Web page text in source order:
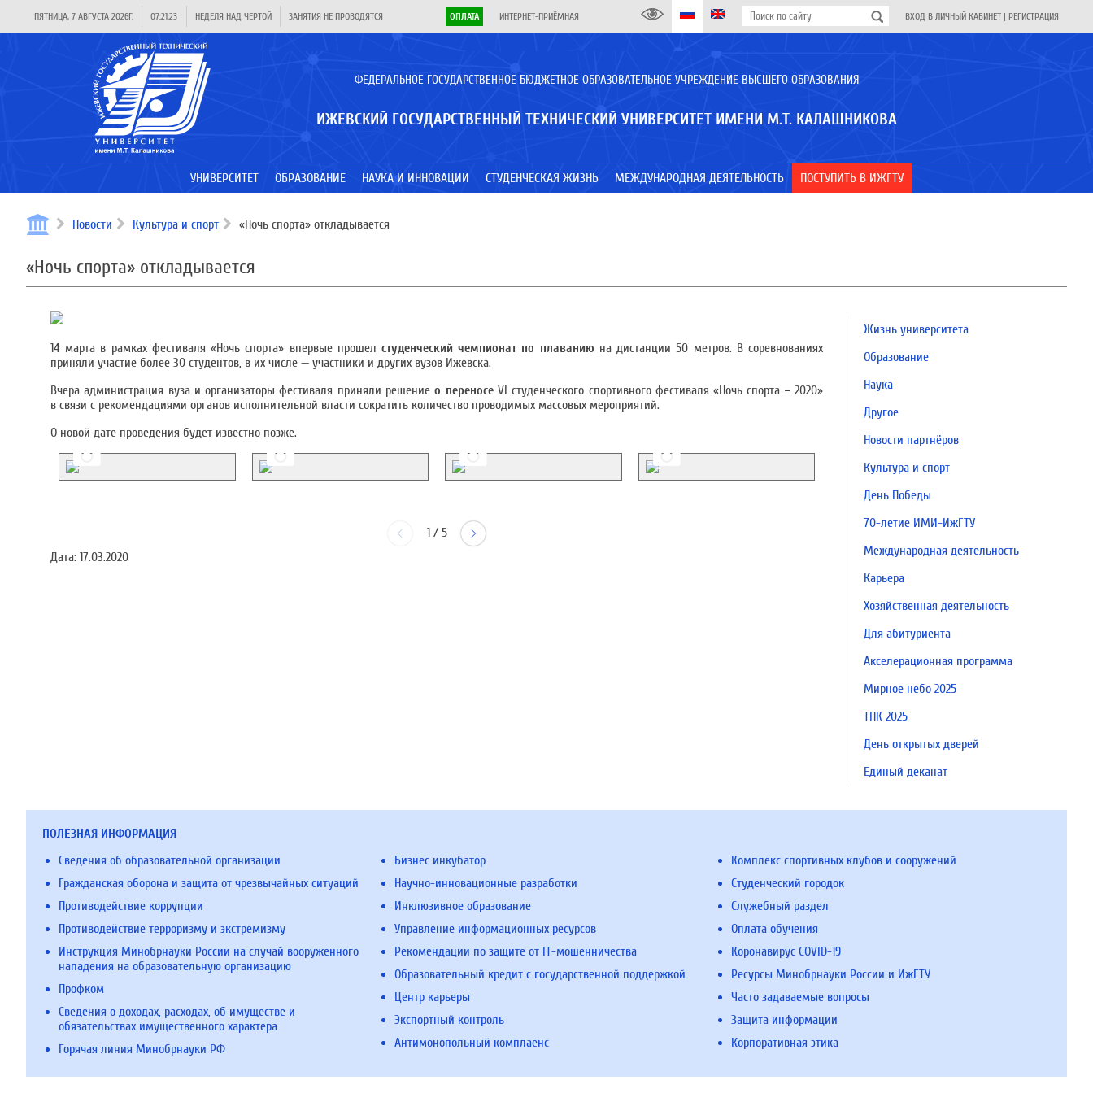
ПЯТНИЦА, 7 АВГУСТА 2026Г. 07:21:23 НЕДЕЛЯ НАД ЧЕРТОЙ ЗАНЯТИЯ НЕ ПРОВОДЯТСЯ ОПЛАТА ИНТЕРНЕТ-ПРИЁМНАЯ ВХОД В ЛИЧНЫЙ КАБИНЕТ | РЕГИСТРАЦИЯ
ФЕДЕРАЛЬНОЕ ГОСУДАРСТВЕННОЕ БЮДЖЕТНОЕ ОБРАЗОВАТЕЛЬНОЕ УЧРЕЖДЕНИЕ ВЫСШЕГО ОБРАЗОВАНИЯ
ИЖЕВСКИЙ ГОСУДАРСТВЕННЫЙ ТЕХНИЧЕСКИЙ УНИВЕРСИТЕТ ИМЕНИ М.Т. КАЛАШНИКОВА
УНИВЕРСИТЕТ ОБРАЗОВАНИЕ НАУКА И ИННОВАЦИИ СТУДЕНЧЕСКАЯ ЖИЗНЬ МЕЖДУНАРОДНАЯ ДЕЯТЕЛЬНОСТЬ ПОСТУПИТЬ В ИЖГТУ
Новости Культура и спорт «Ночь спорта» откладывается
«Ночь спорта» откладывается
14 марта в рамках фестиваля «Ночь спорта» впервые прошел студенческий чемпионат по плаванию на дистанции 50 метров. В соревнованиях
приняли участие более 30 студентов, в их числе — участники и других вузов Ижевска.
Вчера администрация вуза и организаторы фестиваля приняли решениео переносеVI студенческого спортивного фестиваля «Ночь спорта − 2020»
в связи с рекомендациями органов исполнительной власти сократить количество проводимых массовых мероприятий.
О новой дате проведения будет известно позже.
1/ 5
Дата: 17.03.2020
Жизнь университета
Образование
Наука
Другое
Новости партнёров
Культура и спорт
День Победы
70-летие ИМИ-ИжГТУ
Международная деятельность
Карьера
Хозяйственная деятельность
Для абитуриента
Акселерационная программа
Мирное небо 2025
ТПК 2025
День открытых дверей
Единый деканат
ПОЛЕЗНАЯ ИНФОРМАЦИЯ
Сведения об образовательной организации
Гражданская оборона и защита от чрезвычайных ситуаций
Противодействие коррупции
Противодействие терроризму и экстремизму
Инструкция Минобрнауки России на случай вооруженного
нападения на образовательную организацию
Профком
Сведения о доходах, расходах, об имуществе и
обязательствах имущественного характера
Горячая линия Минобрнауки РФ
Бизнес инкубатор
Научно-инновационные разработки
Инклюзивное образование
Управление информационных ресурсов
Рекомендации по защите от IT-мошенничества
Образовательный кредит с государственной поддержкой
Центр карьеры
Экспортный контроль
Антимонопольный комплаенс
Комплекс спортивных клубов и сооружений
Студенческий городок
Служебный раздел
Оплата обучения
Коронавирус COVID-19
Ресурсы Минобрнауки России и ИжГТУ
Часто задаваемые вопросы
Защита информации
Корпоративная этика